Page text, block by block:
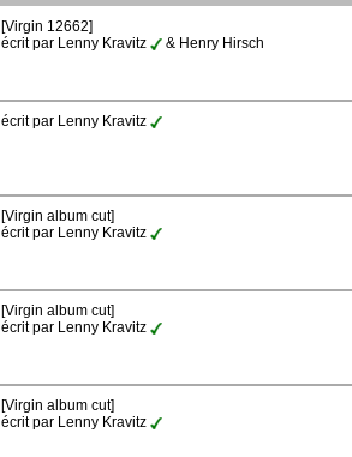
[Virgin 12662]
écrit par Lenny Kravitz
& Henry Hirsch
écrit par Lenny Kravitz
[Virgin album cut]
écrit par Lenny Kravitz
[Virgin album cut]
écrit par Lenny Kravitz
[Virgin album cut]
écrit par Lenny Kravitz